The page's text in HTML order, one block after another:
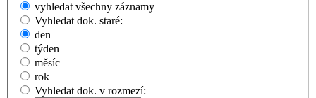
vyhledat všechny záznamy
Vyhledat dok. staré:
den
týden
měsíc
rok
Vyhledat dok. v rozmezí: